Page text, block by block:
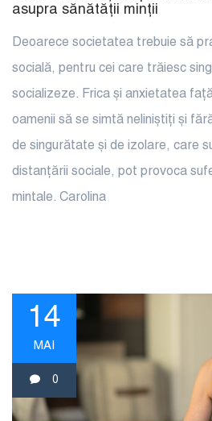
asupra sănătății minții
Deoarece societatea trebuie să
socială, pentru cei care trăiesc
socializeze. Frica și anxietatea
oamenii să se simtă neliniștiți și
de singurătate și de izolare, care
distanțării sociale, pot provoca
mintale. Carolina
14
MAI
0